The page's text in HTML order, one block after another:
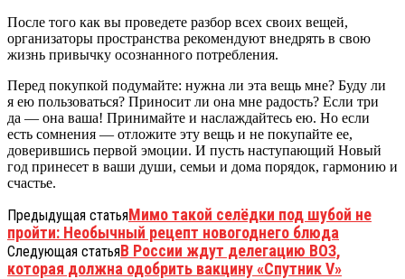
После того как вы проведете разбор всех своих вещей,
организаторы пространства рекомендуют внедрять в свою
жизнь привычку осознанного потребления.
Перед покупкой подумайте: нужна ли эта вещь мне? Буду ли
я ею пользоваться? Приносит ли она мне радость? Если три
да — она ваша! Принимайте и наслаждайтесь ею. Но если
есть сомнения — отложите эту вещь и не покупайте ее,
доверившись первой эмоции. И пусть наступающий Новый
год принесет в ваши души, семьи и дома порядок, гармонию и
счастье.
Предыдущая статьяМимо такой селёдки под шубой не
пройти: Необычный рецепт новогоднего блюда
Следующая статьяВ России ждут делегацию ВОЗ,
которая должна одобрить вакцину «Спутник V»